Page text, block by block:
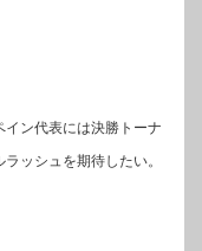
ン代表には決勝トーナ
ッシュを期待したい。